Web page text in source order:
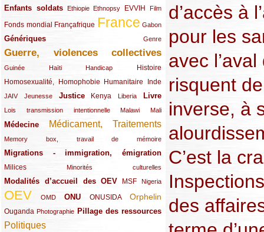
Enfants soldats
(68/289) Ethiopie
(12/289) Ethnopsy
(15/289) EVVIH
(55/289) Film
(22/289)
Fonds mondial
(48/289) Françafrique
(39/289) France
(289/289) Gabon
(12/289)
Génériques
(59/289) Genre
(22/289)
Guerre, violences collectives
(149/289)
Guinée
(12/289) Haïti
(15/289) Handicap
(10/289) Histoire
(49/289)
Homosexualité, Homophobie
(44/289) Humanitaire
(47/289) Inde
(34/289)
JAIV
(10/289)Jeunesse
(21/289) Justice
(65/289) Kenya
(35/289) Liberia
(25/289) Livre
(62/289)
Lois transmission intentionnelle
(24/289) Malawi
(11/289) Mali
(21/289)
Médecine
(62/289) Médicament, Traitements
(142/289)
Memory box, travail de mémoire
(11/289)
Migrations - immigration, émigration
(67/289)
Milices
(34/289) Minorités culturelles
(15/289)
Modalités d’accueil des OEV
(58/289) MSF
(54/289) Nigeria
(27/289)
OEV
(269/289) OMD
(26/289) ONU
(58/289) ONUSIDA
(44/289) Orphelin
(112/289)
Ouganda
(29/289) Photographie
(27/289) Pillage des ressources
(77/289)
Politiques
(120/289)
d’accès à
pour les
avec
risquent
inverse, à
C’est la
des